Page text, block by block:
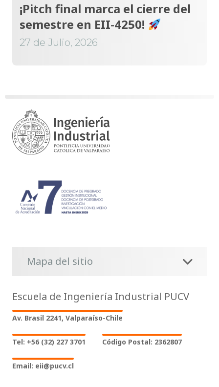
¡Pitch final marca el cierre del
semestre en EII-4250!
27 de Julio, 2026
Mapa del sitio
Escuela de Ingeniería Industrial PUCV
Av. Brasil 2241, Valparaíso-Chile
Tel: +56 (32) 227 3701 Código Postal: 2362807
Email: eii@pucv.cl